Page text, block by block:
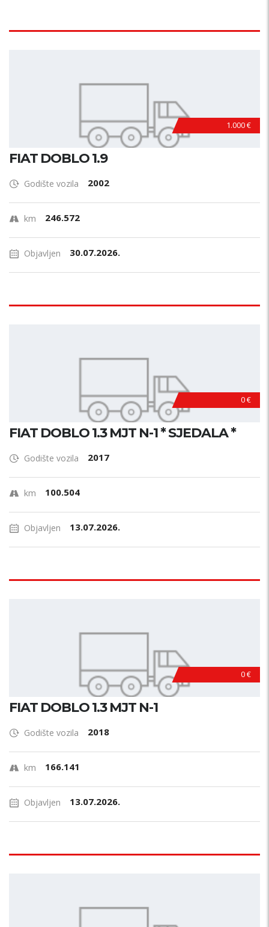
1.000 €
FIAT DOBLO 1.9
Godište vozila 2002
km 246.572
Objavljen 30.07.2026.
0 €
FIAT DOBLO 1.3 MJT N-1 * SJEDALA *
Godište vozila 2017
km 100.504
Objavljen 13.07.2026.
0 €
FIAT DOBLO 1.3 MJT N-1
Godište vozila 2018
km 166.141
Objavljen 13.07.2026.